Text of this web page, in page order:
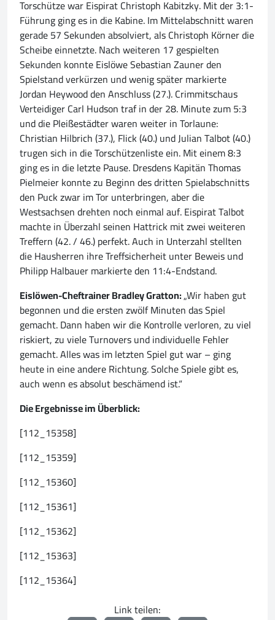
Torschütze war Eispirat Christoph Kabitzky. Mit der 3:1-
Führung ging es in die Kabine. Im Mittelabschnitt waren
gerade 57 Sekunden absolviert, als Christoph Körner die
Scheibe einnetzte. Nach weiteren 17 gespielten
Sekunden konnte Eislöwe Sebastian Zauner den
Spielstand verkürzen und wenig später markierte
Jordan Heywood den Anschluss (27.). Crimmitschaus
Verteidiger Carl Hudson traf in der 28. Minute zum 5:3
und die Pleißestädter waren weiter in Torlaune:
Christian Hilbrich (37.), Flick (40.) und Julian Talbot (40.)
trugen sich in die Torschützenliste ein. Mit einem 8:3
ging es in die letzte Pause. Dresdens Kapitän Thomas
Pielmeier konnte zu Beginn des dritten Spielabschnitts
den Puck zwar im Tor unterbringen, aber die
Westsachsen drehten noch einmal auf. Eispirat Talbot
machte in Überzahl seinen Hattrick mit zwei weiteren
Treffern (42. / 46.) perfekt. Auch in Unterzahl stellten
die Hausherren ihre Treffsicherheit unter Beweis und
Philipp Halbauer markierte den 11:4-Endstand.
Eislöwen-Cheftrainer Bradley Gratton:„Wir haben gut
begonnen und die ersten zwölf Minuten das Spiel
gemacht. Dann haben wir die Kontrolle verloren, zu viel
riskiert, zu viele Turnovers und individuelle Fehler
gemacht. Alles was im letzten Spiel gut war – ging
heute in eine andere Richtung. Solche Spiele gibt es,
auch wenn es absolut beschämend ist.“
Die Ergebnisse im Überblick:
[112_15358]
[112_15359]
[112_15360]
[112_15361]
[112_15362]
[112_15363]
[112_15364]
Link teilen: